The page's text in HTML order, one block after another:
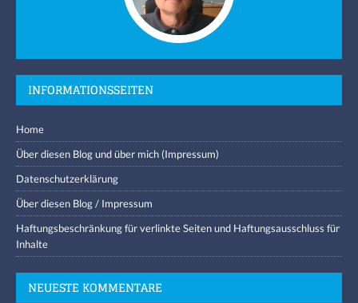
INFORMATIONSSEITEN
Home
Über diesen Blog und über mich (Impressum)
Datenschutzerklärung
Über diesen Blog / Impressum
Haftungsbeschränkung für verlinkte Seiten und Haftungsausschluss für
Inhalte
NEUESTE KOMMENTARE